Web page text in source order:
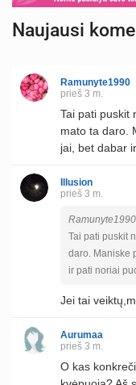
Naujausi
Ramunyte1990
prieš 3 m.
Tai pati puskit
mato ta daro.
jai, bet dabar
Illusion
prieš 3 m.
Ramunyte1990
Tai pati puskit
daro. Maniske
ir pati noriai
Jei tai
Aurumaa
prieš 3 m.
O kas